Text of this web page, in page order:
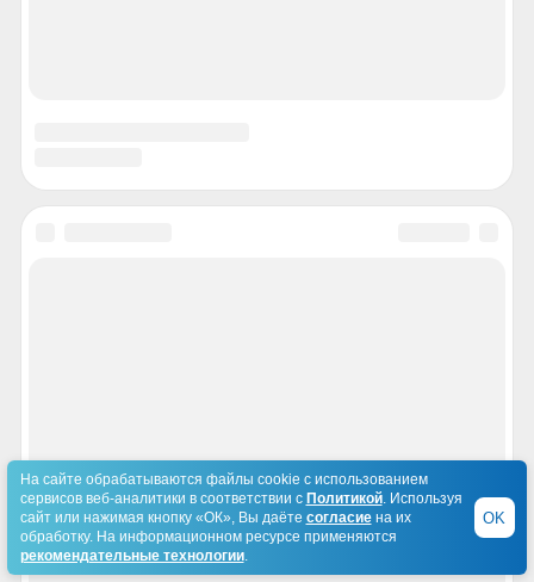
На сайте обрабатываются файлы cookie с использованием
сервисов веб-аналитики в соответствии с Политикой. Используя
сайт или нажимая кнопку «ОК», Вы даёте согласиена их
обработку. На информационном ресурсе применяются
рекомендательные технологии.
OK